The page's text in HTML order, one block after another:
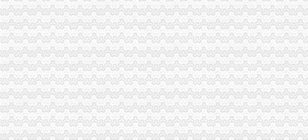
云局一般纳税人怎么交税化措施力保农村食品安全
高新园企业信用促进会获准登记成立
周朝东局长代表市一般纳税人公司注册局组向新一届机关委提出要求
商标协会深入开展工商转型大讨论
北碚局积参加重点市怎么注册一般纳税人场周边秩序联合执法
彭水局一般纳税人认定标准开展三项整优化中高考环境
经开园局怎么注册一般纳税人积筹备成立企业信用促进会
涪陵局代办一般纳税人从五个方面贯彻信用信息化建设应用汇报演练会精
梁平局“四规范”一般纳税人注册流程优化高考环境
奉节局代办一般纳税人三项措施加考点周边经营秩序管理